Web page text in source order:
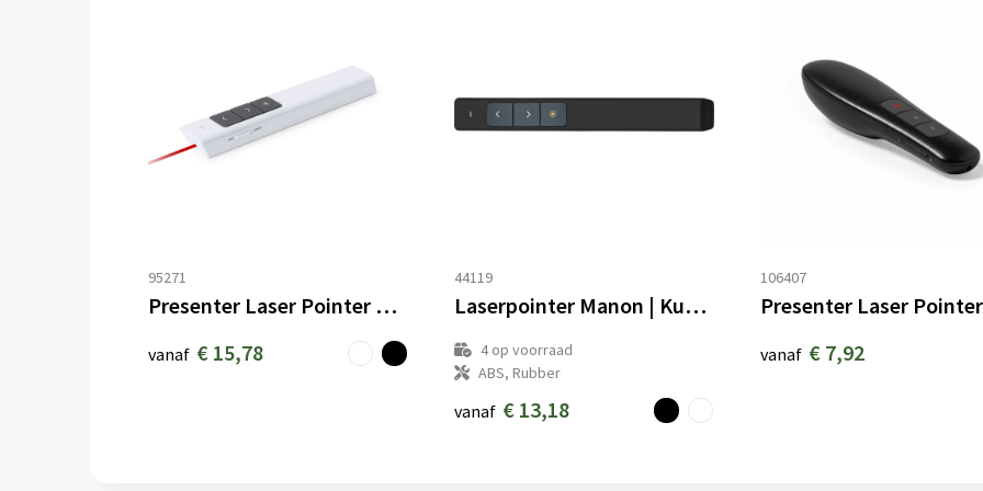
95271
Presenter Laser Pointer Haslam
vanaf € 15,78
44119
Laserpointer Manon | Kunststof | USB oplaadbaar
4op voorraad
ABS, Rubber
vanaf € 13,18
106407
vanaf € 7,92